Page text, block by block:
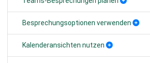
Besprechungsoptionen verwenden
Kalenderansichten nutzen